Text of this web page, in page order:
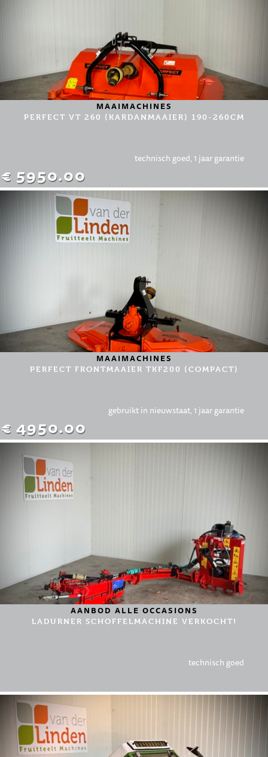
MAAIMACHINES
PERFECT VT 260 (KARDANMAAIER) 190-260CM
€ 5950.00
technisch goed, 1 jaar garantie
MAAIMACHINES
PERFECT FRONTMAAIER TKF200 (COMPACT)
€ 4950.00
gebruikt in nieuwstaat, 1 jaar garantie
AANBOD ALLE OCCASIONS
LADURNER SCHOFFELMACHINE VERKOCHT!
technisch goed